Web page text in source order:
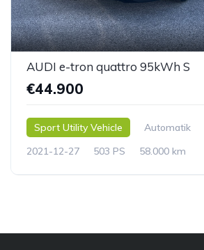
AUDI e-tron quattro 95kWh S
€44.900
Sport Utility Vehicle Automatik
2021-12-27
503 PS 58.000 km